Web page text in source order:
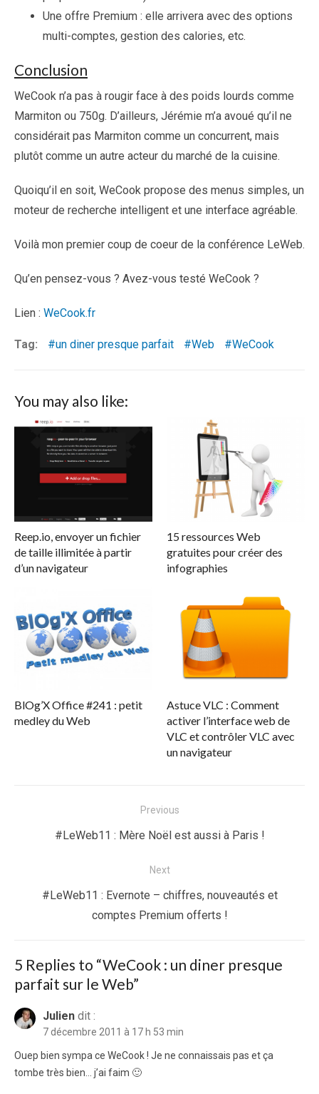
Une offre Premium : elle arrivera avec des options
multi-comptes, gestion des calories, etc.
Conclusion
WeCook n’a pas à rougir face à des poids lourds comme
Marmiton ou 750g. D’ailleurs, Jérémie m’a avoué qu’il ne
considérait pas Marmiton comme un concurrent, mais
plutôt comme un autre acteur du marché de la cuisine.
Quoiqu’il en soit, WeCook propose des menus simples, un
moteur de recherche intelligent et une interface agréable.
Voilà mon premier coup de coeur de la conférence LeWeb.
Qu’en pensez-vous ? Avez-vous testé WeCook ?
Lien : WeCook.fr
Tag: un diner presque parfait Web WeCook
You may also like:
Reep.io, envoyer un fichier
de taille illimitée à partir
d’un navigateur
15 ressources Web
gratuites pour créer des
infographies
BlOg’X Office #241 : petit
medley du Web
Astuce VLC : Comment
activer l’interface web de
VLC et contrôler VLC avec
un navigateur
Previous
Previous
#LeWeb11 : Mère Noël est aussi à Paris !
Next
Next#LeWeb11 : Evernote – chiffres, nouveautés et
comptes Premium offerts !
5 Replies to “WeCook : un diner presque
parfait sur le Web”
Julien dit :
7 décembre 2011 à 17 h 53 min
Ouep bien sympa ce WeCook ! Je ne connaissais pas et ça
tombe très bien… j’ai faim 🙂